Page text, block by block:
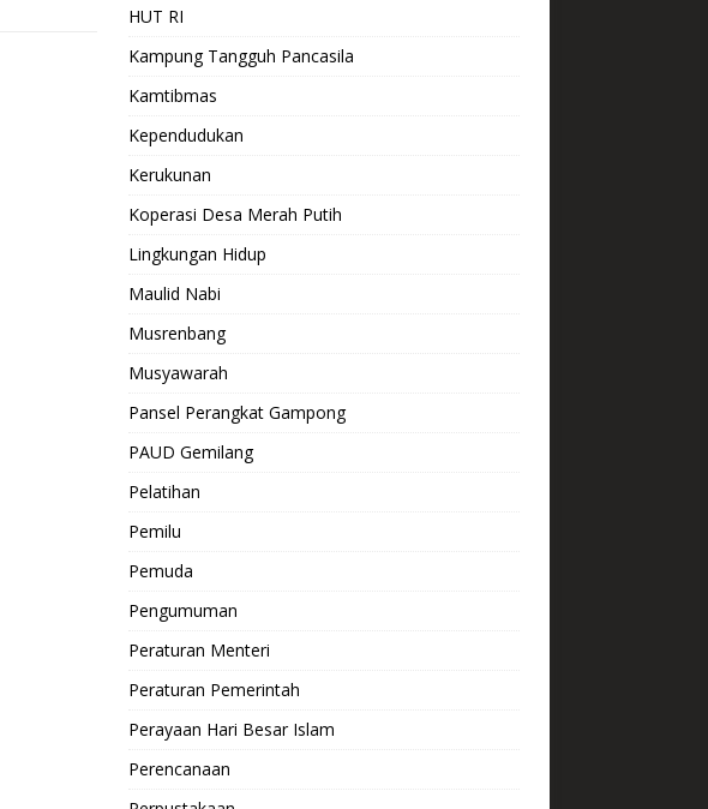
HUT RI
Kampung Tangguh Pancasila
Kamtibmas
Kependudukan
Kerukunan
Koperasi Desa Merah Putih
Lingkungan Hidup
Maulid Nabi
Musrenbang
Musyawarah
Pansel Perangkat Gampong
PAUD Gemilang
Pelatihan
Pemilu
Pemuda
Pengumuman
Peraturan Menteri
Peraturan Pemerintah
Perayaan Hari Besar Islam
Perencanaan